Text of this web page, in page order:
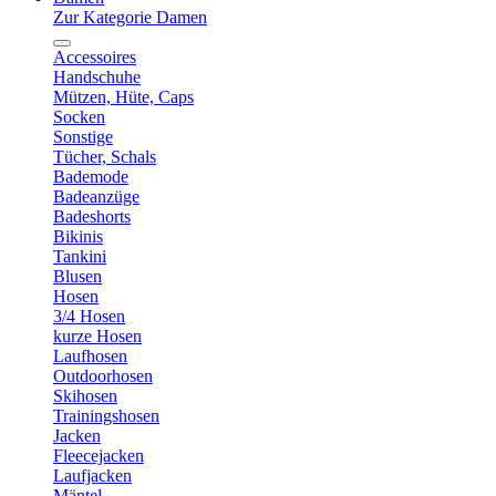
Zur Kategorie Damen
Accessoires
Handschuhe
Mützen, Hüte, Caps
Socken
Sonstige
Tücher, Schals
Bademode
Badeanzüge
Badeshorts
Bikinis
Tankini
Blusen
Hosen
3/4 Hosen
kurze Hosen
Laufhosen
Outdoorhosen
Skihosen
Trainingshosen
Jacken
Fleecejacken
Laufjacken